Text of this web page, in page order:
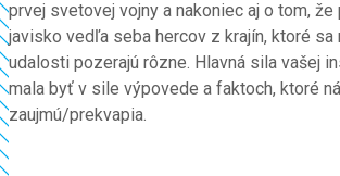
prvej svetovej vojny a nakoniec aj o tom,
javisko vedľa seba hercov z krajín, ktoré sa
udalosti pozerajú rôzne. Hlavná sila vašej
mala byť v sile výpovede a faktoch, ktoré
zaujmú/prekvapia.